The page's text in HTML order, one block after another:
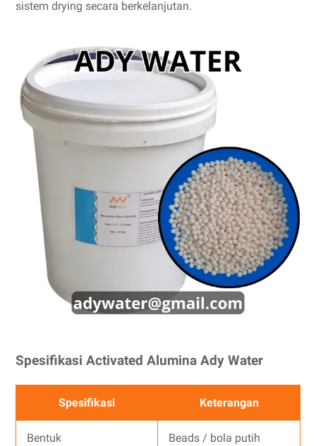
sistem drying secara berkelanjutan.
Spesifikasi Activated Alumina Ady Water
Spesifikasi Keterangan
Bentuk Beads / bola putih